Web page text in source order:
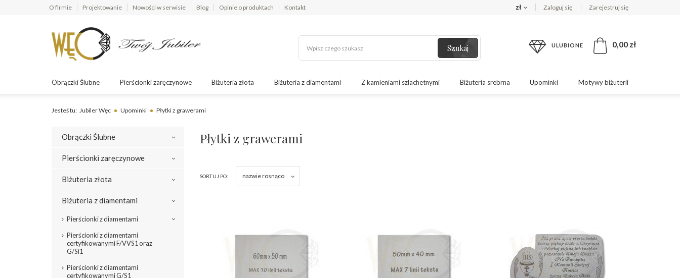
O firmie Projektowanie Nowości w serwisie Blog Opinie o produktach Kontakt zł Zaloguj się Zarejestruj się
Szukaj ULUBIONE 0,00 zł
Obrączki Ślubne Pierścionki zaręczynowe Biżuteria złota Biżuteria z diamentami Z kamieniami szlachetnymi Biżuteria srebrna Upominki Motywy biżuterii
Jesteś tu: Jubiler Węc Upominki Płytki z grawerami
Obrączki Ślubne
Pierścionki zaręczynowe
Biżuteria złota
Biżuteria z diamentami
Pierścionki z diamentami
Pierścionki z diamentami
certyfikowanymi F/VVS1 oraz
G/Si1
Pierścionki z diamentami
certyfikowanymi G/S1
Płytki z grawerami
SORTUJ PO: nazwie rosnąco